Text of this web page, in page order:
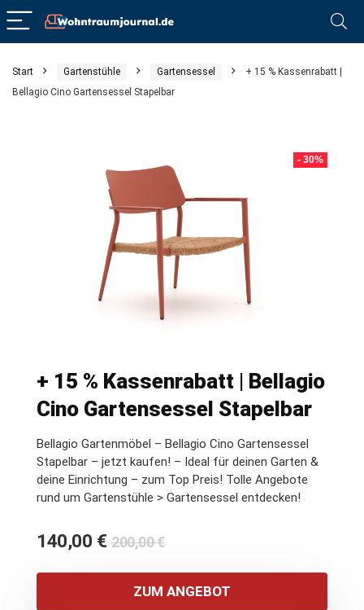
Start Gartenstühle Gartensessel
+ 15 % Kassenrabatt |
Bellagio Cino Gartensessel Stapelbar
- 30%
+ 15 % Kassenrabatt | Bellagio
Cino Gartensessel Stapelbar
Bellagio Gartenmöbel – Bellagio Cino Gartensessel
Stapelbar – jetzt kaufen! – Ideal für deinen Garten &
deine Einrichtung – zum Top Preis! Tolle Angebote
rund um Gartenstühle > Gartensessel entdecken!
200,00€Ursprünglicher
war:
200,00 €
140,00 €
Aktueller
ist:
140,00 €.
ZUM ANGEBOT